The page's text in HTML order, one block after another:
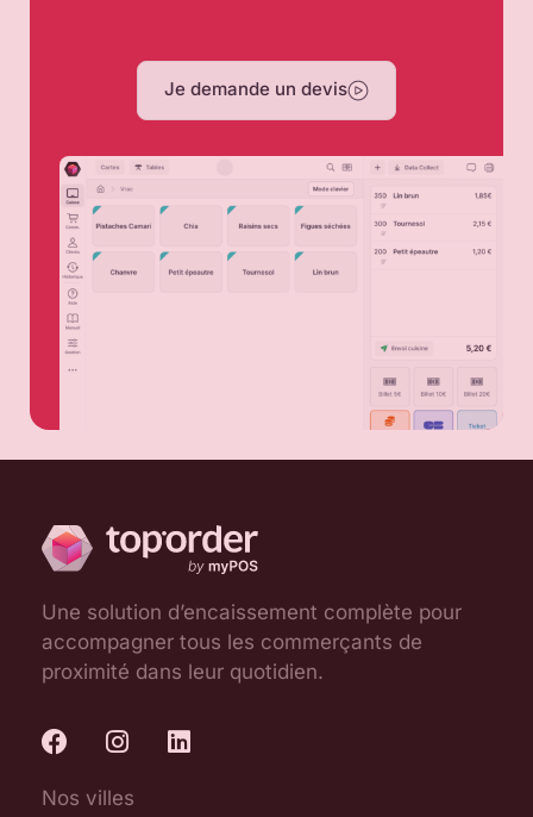
Je demande un devis
Une solution d’encaissement complète pour
accompagner tous les commerçants de
proximité dans leur quotidien.
Nos villes